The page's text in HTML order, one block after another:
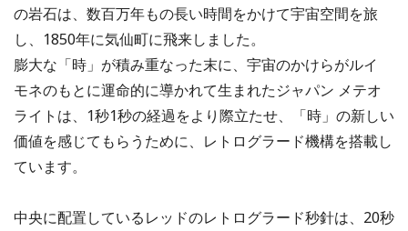
の岩石は、数百万年もの長い時間をかけて宇宙空間を旅
し、1850年に気仙町に飛来しました。
膨大な「時」が積み重なった末に、宇宙のかけらがルイ
モネのもとに運命的に導かれて生まれたジャパン メテオ
ライトは、1秒1秒の経過をより際立たせ、「時」の新しい
価値を感じてもらうために、レトログラード機構を搭載し
ています。
中央に配置しているレッドのレトログラード秒針は、20秒